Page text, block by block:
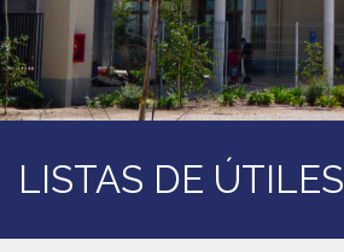
LISTAS DE ÚTILES